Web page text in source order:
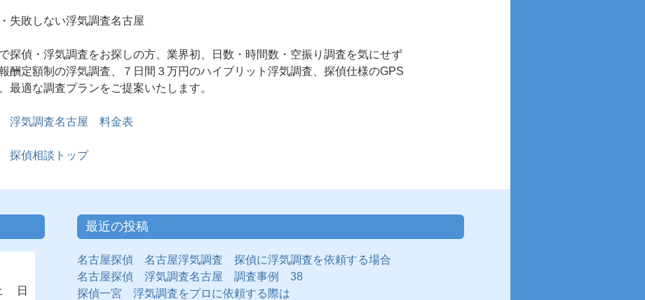
失敗しない浮気調査名古屋
探偵・浮気調査をお探しの方、業界初、日数・時間数・空振り調査を気にせず
酬定額制の浮気調査、７日間３万円のハイブリット浮気調査、探偵仕様のGPS
最適な調査プランをご提案いたします。
浮気調査名古屋 料金表
探偵相談トップ
日
最近の投稿
名古屋探偵 名古屋浮気調査 探偵に浮気調査を依頼する場合
名古屋探偵 浮気調査名古屋 調査事例 38
探偵一宮 浮気調査をプロに依頼する際は